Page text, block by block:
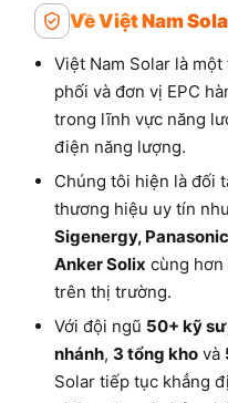
Về Việt Nam
Việt Nam Solar là
phối và đơn vị EPC
trong lĩnh vực năng
điện năng lượng.
Chúng tôi hiện là đối
thương hiệu uy tín
Sigenergy,
Anker Solix cùng hơn
trên thị trường.
Với đội ngũ 50+ kỹ sư
nhánh, 3 tổng kho và
Solar tiếp tục khẳng